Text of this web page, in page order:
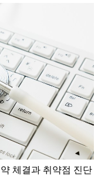
체결과 취약점 진단